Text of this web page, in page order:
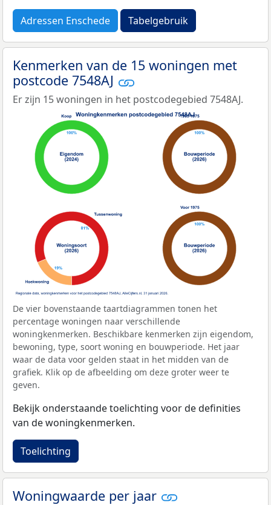
Adressen Enschede Tabelgebruik
Kenmerken van de 15 woningen met
postcode 7548AJ
Er zijn 15 woningen in het postcodegebied 7548AJ.
De vier bovenstaande taartdiagrammen tonen het
percentage woningen naar verschillende
woningkenmerken. Beschikbare kenmerken zijn eigendom,
bewoning, type, soort woning en bouwperiode. Het jaar
waar de data voor gelden staat in het midden van de
grafiek. Klik op de afbeelding om deze groter weer te
geven.
Bekijk onderstaande toelichting voor de definities
van de woningkenmerken.
Toelichting
Woningwaarde per jaar